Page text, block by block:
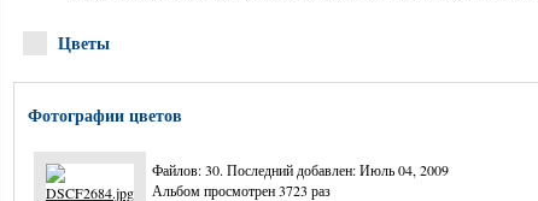
Цветы
Фотографии цветов
Файлов: 30. Последний добавлен: Июль 04, 2009
Альбом просмотрен 3723 раз